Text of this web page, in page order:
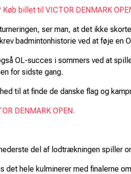
billet til VICTOR DENMARK
ser man, at det ikke
badmintonhistorie ved at føje
OL-succes i sommers ved at
for sidste gang.
til at finde de danske flag og
DENMARK OPEN.
del af lodtrækningen spiller
det hele kulminerer med finalerne